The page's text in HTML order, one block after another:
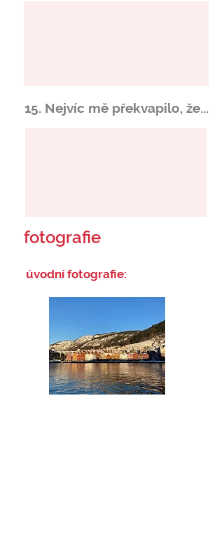
15. Nejvíc mě překvapilo, že...
fotografie
úvodní fotografie: